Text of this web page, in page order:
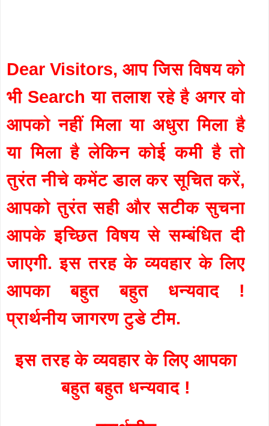
Dear Visitors, आप जिस विषय को
भी Search या तलाश रहे है अगर वो
आपको नहीं मिला या अधुरा मिला है
या मिला है लेकिन कोई कमी है तो
तुरंत नीचे कमेंट डाल कर सूचित करें,
आपको तुरंत सही और सटीक सुचना
आपके इच्छित विषय से सम्बंधित दी
जाएगी. इस तरह के व्यवहार के लिए
आपका बहुत बहुत धन्यवाद !
प्रार्थनीय जागरण टुडे टीम.
इस तरह के व्यवहार के लिए आपका
बहुत बहुत धन्यवाद !